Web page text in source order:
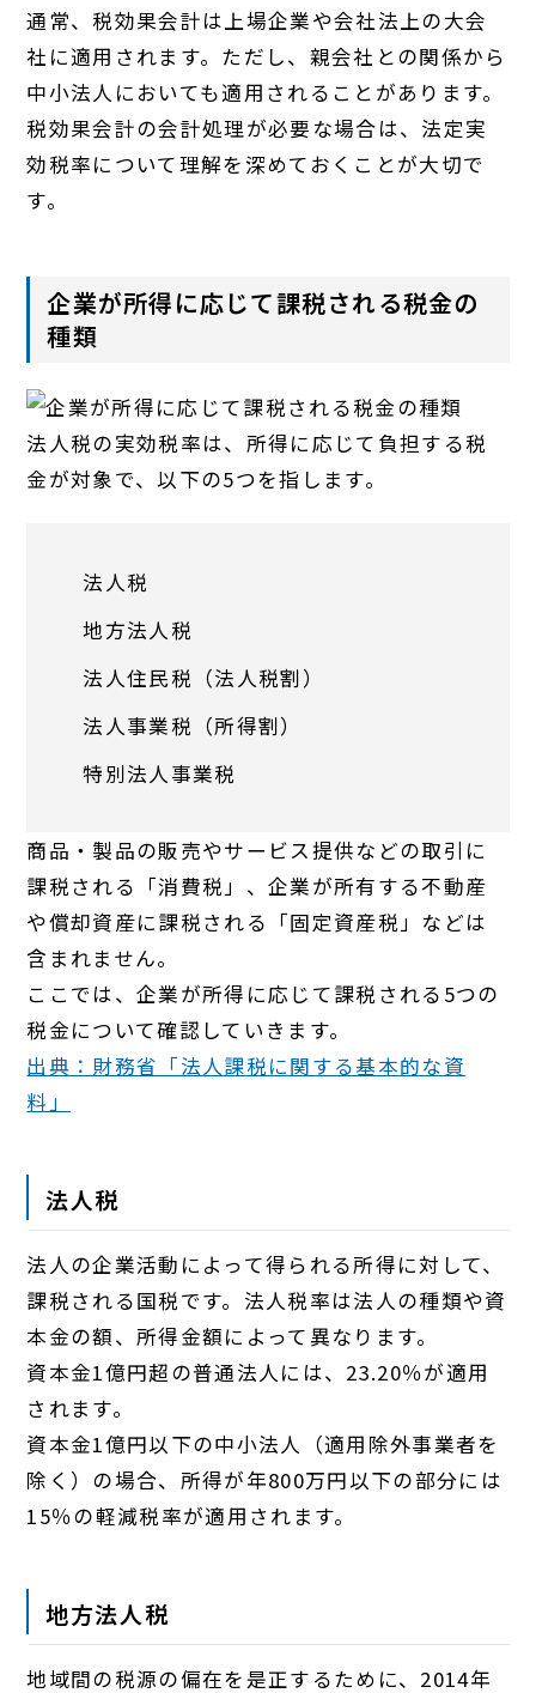
通常、税効果会計は上場企業や会社法上の大会
社に適用されます。ただし、親会社との関係から
中小法人においても適用されることがあります。
税効果会計の会計処理が必要な場合は、法定実
効税率について理解を深めておくことが大切で
す。
企業が所得に応じて課税される税金の
種類
法人税の実効税率は、所得に応じて負担する税
金が対象で、以下の5つを指します。
法人税
地方法人税
法人住民税（法人税割）
法人事業税（所得割）
特別法人事業税
商品・製品の販売やサービス提供などの取引に
課税される「消費税」、企業が所有する不動産
や償却資産に課税される「固定資産税」などは
含まれません。
ここでは、企業が所得に応じて課税される5つの
税金について確認していきます。
出典：財務省「法人課税に関する基本的な資
料」
法人税
法人の企業活動によって得られる所得に対して、
課税される国税です。法人税率は法人の種類や資
本金の額、所得金額によって異なります。
資本金1億円超の普通法人には、23.20％が適用
されます。
資本金1億円以下の中小法人（適用除外事業者を
除く）の場合、所得が年800万円以下の部分には
15％の軽減税率が適用されます。
地方法人税
地域間の税源の偏在を是正するために、2014年